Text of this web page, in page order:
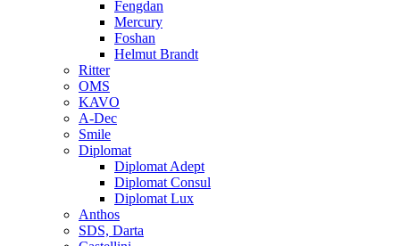
Fengdan
Mercury
Foshan
Helmut Brandt
Ritter
OMS
KAVO
A-Dec
Smile
Diplomat
Diplomat Adept
Diplomat Consul
Diplomat Lux
Anthos
SDS, Darta